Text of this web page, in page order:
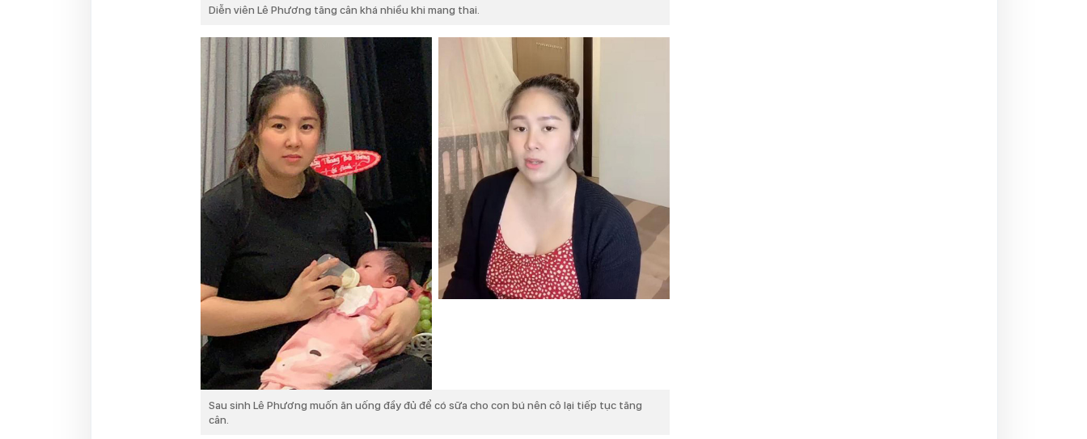
Diễn viên Lê Phương tăng cân khá nhiều khi mang thai.
Sau sinh Lê Phương muốn ăn uống đầy đủ để có sữa cho con bú nên cô lại tiếp tục tăng
cân.